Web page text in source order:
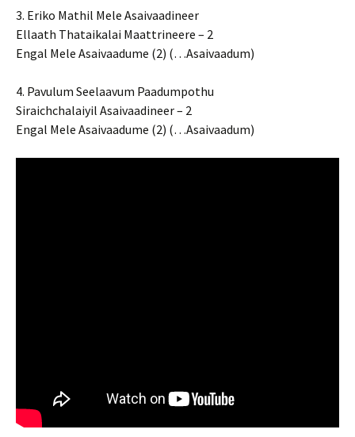
3. Eriko Mathil Mele Asaivaadineer
Ellaath Thataikalai Maattrineere – 2
Engal Mele Asaivaadume (2) (…Asaivaadum)
4. Pavulum Seelaavum Paadumpothu
Siraichchalaiyil Asaivaadineer – 2
Engal Mele Asaivaadume (2) (…Asaivaadum)